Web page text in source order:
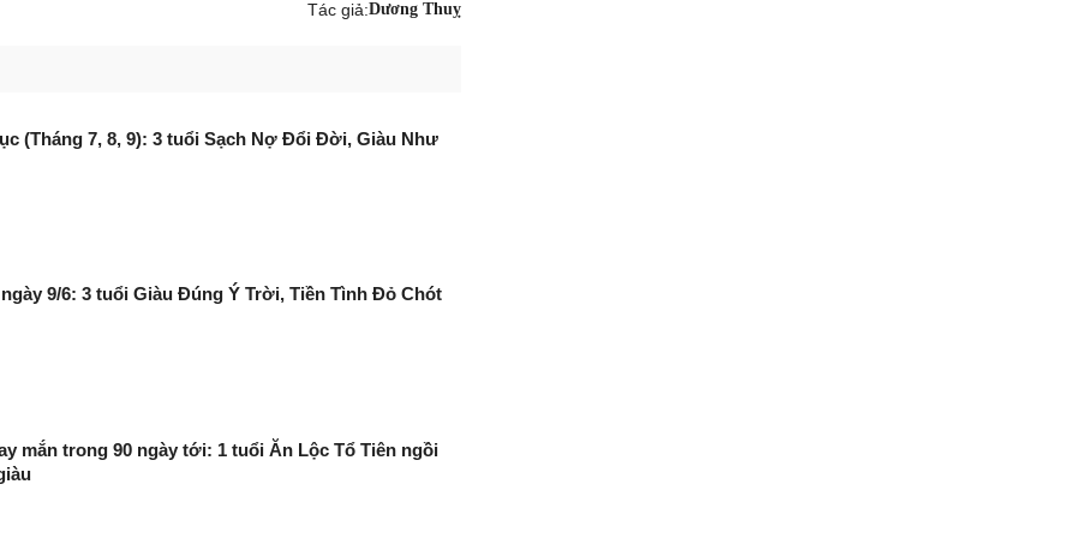
Tác giả:Dương Thuỵ
(Tháng 7, 8, 9): 3 tuổi Sạch Nợ Đổi Đời, Giàu Như
9/6: 3 tuổi Giàu Đúng Ý Trời, Tiền Tình Đỏ Chót
mắn trong 90 ngày tới: 1 tuổi Ăn Lộc Tổ Tiên ngồi